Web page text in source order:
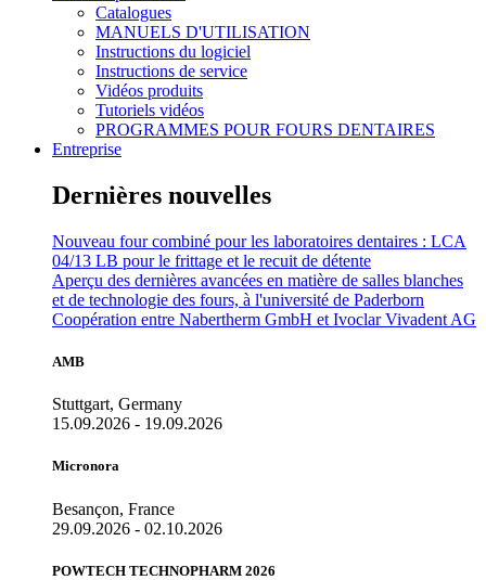
Catalogues
MANUELS D'UTILISATION
Instructions du logiciel
Instructions de service
Vidéos produits
Tutoriels vidéos
PROGRAMMES POUR FOURS DENTAIRES
Entreprise
Dernières nouvelles
Nouveau four combiné pour les laboratoires dentaires : LCA
04/13 LB pour le frittage et le recuit de détente
Aperçu des dernières avancées en matière de salles blanches
et de technologie des fours, à l'université de Paderborn
Coopération entre Nabertherm GmbH et Ivoclar Vivadent AG
AMB
Stuttgart, Germany
15.09.2026 - 19.09.2026
Micronora
Besançon, France
29.09.2026 - 02.10.2026
POWTECH TECHNOPHARM 2026